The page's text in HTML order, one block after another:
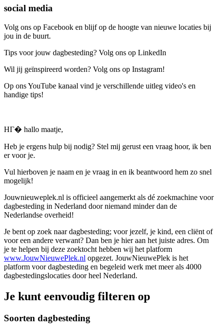
social media
Volg ons op Facebook en blijf op de hoogte van nieuwe locaties bij
jou in de buurt.
Tips voor jouw dagbesteding? Volg ons op LinkedIn
Wil jij geïnspireerd worden? Volg ons op Instagram!
Op ons YouTube kanaal vind je verschillende uitleg video's en
handige tips!
HГ� hallo maatje,
Heb je ergens hulp bij nodig? Stel mij gerust een vraag hoor, ik ben
er voor je.
Vul hierboven je naam en je vraag in en ik beantwoord hem zo snel
mogelijk!
Jouwnieuweplek.nl is officieel aangemerkt als dé zoekmachine voor
dagbesteding in Nederland door niemand minder dan de
Nederlandse overheid!
Je bent op zoek naar dagbesteding; voor jezelf, je kind, een cliënt of
voor een andere verwant? Dan ben je hier aan het juiste adres. Om
je te helpen bij deze zoektocht hebben wij het platform
www.JouwNieuwePlek.nl opgezet. JouwNieuwePlek is het
platform voor dagbesteding en begeleid werk met meer als 4000
dagbestedingslocaties door heel Nederland.
Je kunt eenvoudig filteren op
Soorten dagbesteding